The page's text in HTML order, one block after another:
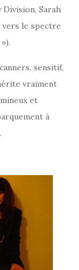
Division, Sarah
vers le spectre
sensitif,
vraiment
et
à